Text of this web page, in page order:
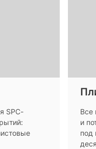
SPC-
Все
и
под